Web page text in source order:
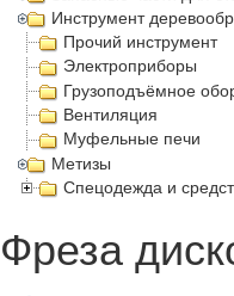
Инструмент
Прочий инструмент
Электроприборы
Грузоподъёмное
Вентиляция
Муфельные печи
Метизы
Спецодежда и
Фреза